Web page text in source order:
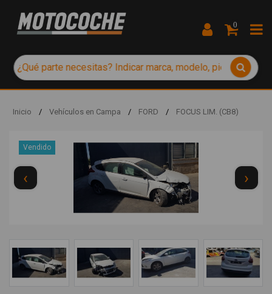
0
Inicio / Vehículos en Campa / FORD / FOCUS LIM. (CB8)
Vendido
‹ ›